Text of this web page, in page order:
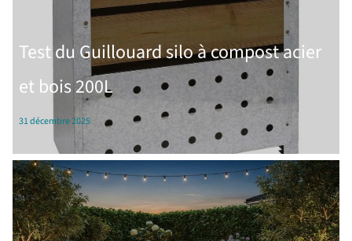
Test du Guillouard silo à compost acier
et bois 200L
31 décembre 2025